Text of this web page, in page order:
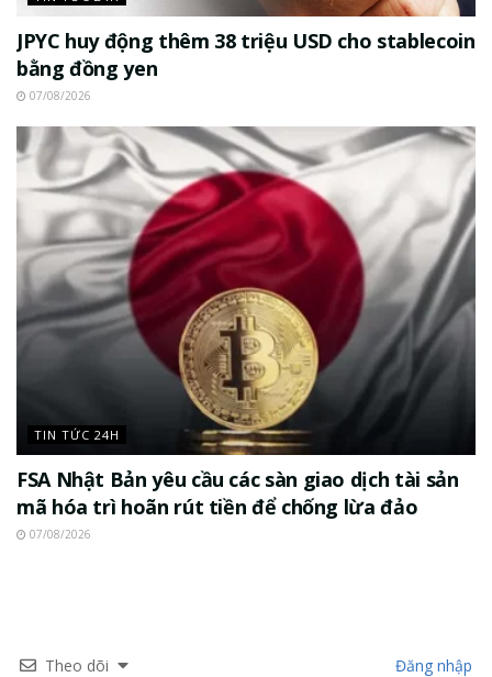
JPYC huy động thêm 38 triệu USD cho stablecoin
bằng đồng yen
07/08/2026
TIN TỨC 24H
FSA Nhật Bản yêu cầu các sàn giao dịch tài sản
mã hóa trì hoãn rút tiền để chống lừa đảo
07/08/2026
Theo dõi Đăng nhập